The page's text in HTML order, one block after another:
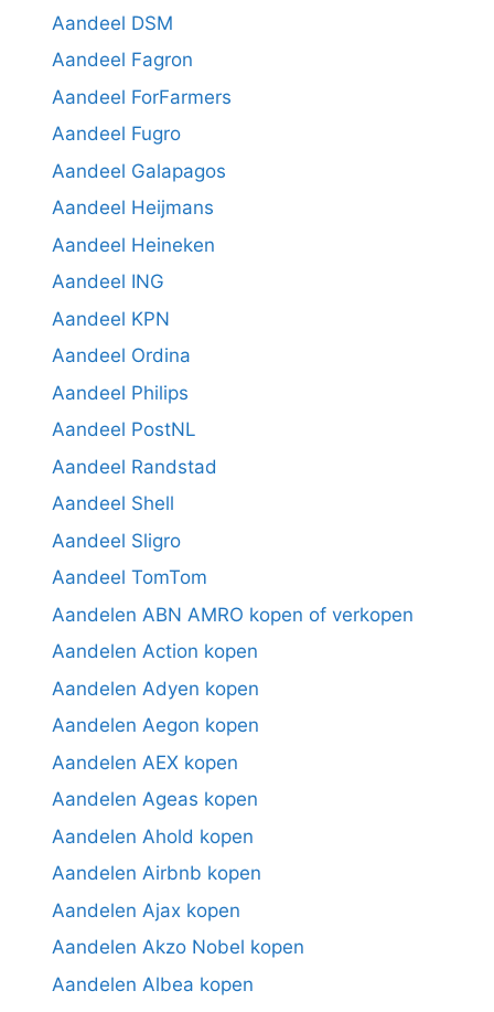
Aandeel DSM
Aandeel Fagron
Aandeel ForFarmers
Aandeel Fugro
Aandeel Galapagos
Aandeel Heijmans
Aandeel Heineken
Aandeel ING
Aandeel KPN
Aandeel Ordina
Aandeel Philips
Aandeel PostNL
Aandeel Randstad
Aandeel Shell
Aandeel Sligro
Aandeel TomTom
Aandelen ABN AMRO kopen of verkopen
Aandelen Action kopen
Aandelen Adyen kopen
Aandelen Aegon kopen
Aandelen AEX kopen
Aandelen Ageas kopen
Aandelen Ahold kopen
Aandelen Airbnb kopen
Aandelen Ajax kopen
Aandelen Akzo Nobel kopen
Aandelen Albea kopen